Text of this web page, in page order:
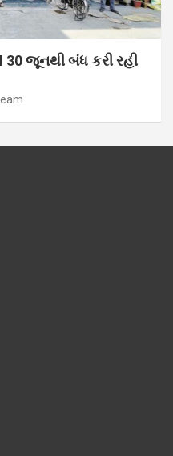
30 જૂનથી બંધ કરી રહી